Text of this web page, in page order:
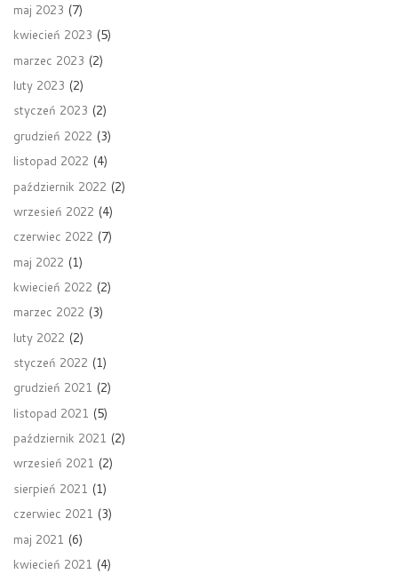
maj 2023 (7)
kwiecień 2023 (5)
marzec 2023 (2)
luty 2023 (2)
styczeń 2023 (2)
grudzień 2022 (3)
listopad 2022 (4)
październik 2022 (2)
wrzesień 2022 (4)
czerwiec 2022 (7)
maj 2022 (1)
kwiecień 2022 (2)
marzec 2022 (3)
luty 2022 (2)
styczeń 2022 (1)
grudzień 2021 (2)
listopad 2021 (5)
październik 2021 (2)
wrzesień 2021 (2)
sierpień 2021 (1)
czerwiec 2021 (3)
maj 2021 (6)
kwiecień 2021 (4)